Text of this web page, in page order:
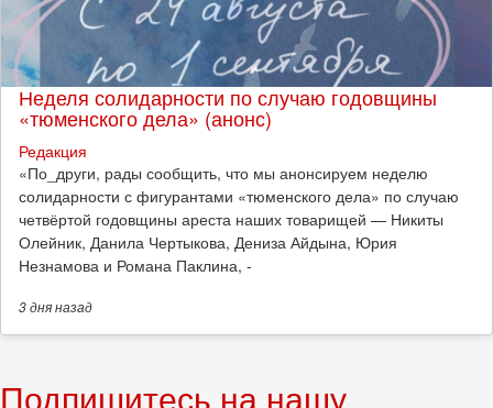
Неделя солидарности по случаю годовщины
«тюменского дела» (анонс)
Редакция
​«По_други, рады сообщить, что мы анонсируем неделю
солидарности с фигурантами «тюменского дела» по случаю
четвёртой годовщины ареста наших товарищей — Никиты
Олейник, Данила Чертыкова, Дениза Айдына, Юрия
Незнамова и Романа Паклина, -
3 дняназад
Подпишитесь на нашу